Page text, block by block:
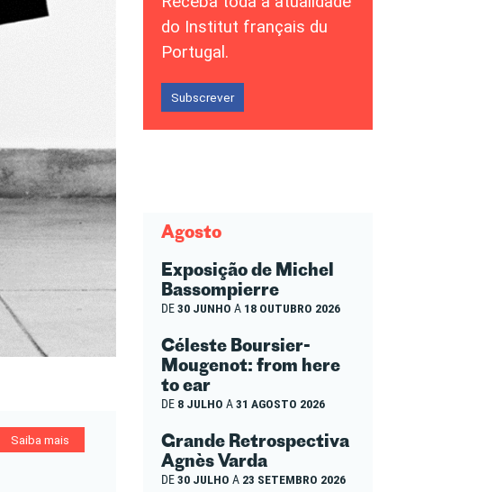
Saiba mais
do Institut français du
Portugal.
Subscrever
Agosto
Exposição de Michel
Bassompierre
DE30 JUNHO A 18 OUTUBRO 2026
Céleste Boursier-
Mougenot: from here
to ear
DE 8 JULHO A31 AGOSTO 2026
Grande Retrospectiva
Agnès Varda
DE30 JULHO A 23 SETEMBRO 2026